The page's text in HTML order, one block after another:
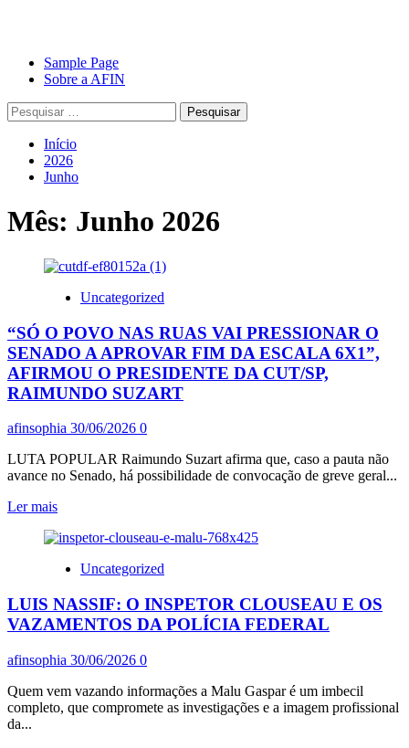
Avançar
para
conteúdo
Primary
Menu
Sample Page
Sobre a AFIN
Pesquisar
por:
Início
2026
Junho
Mês: Junho 2026
Uncategorized
“SÓ O POVO NAS RUAS VAI PRESSIONAR O
SENADO A APROVAR FIM DA ESCALA 6X1”,
AFIRMOU O PRESIDENTE DA CUT/SP,
RAIMUNDO SUZART
afinsophia 30/06/2026 0
LUTA POPULAR Raimundo Suzart afirma que, caso a pauta não
avance no Senado, há possibilidade de convocação de greve geral...
Ler maisLeia
sobre
O
NAS
RUAS
VAI
PRESSIONAR
O
SENADO
A
APROVAR
Uncategorized
LUIS NASSIF: O INSPETOR CLOUSEAU E OS
VAZAMENTOS DA POLÍCIA FEDERAL
afinsophia 30/06/2026 0
Quem vem vazando informações a Malu Gaspar é um imbecil
completo, que compromete as investigações e a imagem profissional
da...